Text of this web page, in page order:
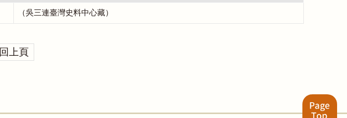
（吳三連臺灣史料中心藏）
回上頁